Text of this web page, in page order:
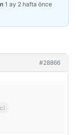
1 ay 2 hafta önce
#28866